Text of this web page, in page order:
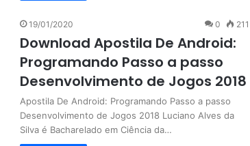
19/01/2020 0 211
Download Apostila De Android:
Programando Passo a passo
Desenvolvimento de Jogos 2018
Apostila De Android: Programando Passo a passo
Desenvolvimento de Jogos 2018 Luciano Alves da
Silva é Bacharelado em Ciência da…